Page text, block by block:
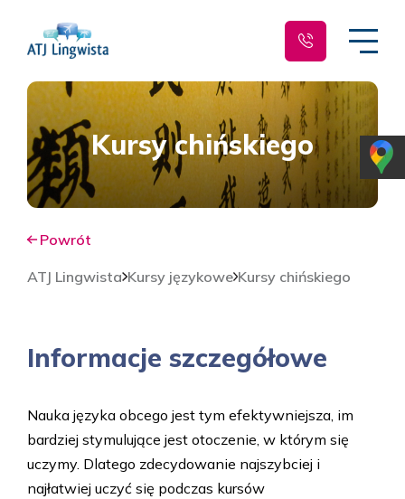
Kursy chińskiego
Powrót
ATJ Lingwista Kursy językowe Kursy chińskiego
Informacje szczegółowe
Nauka języka obcego jest tym efektywniejsza, im
bardziej stymulujące jest otoczenie, w którym się
uczymy. Dlatego zdecydowanie najszybciej i
najłatwiej uczyć się podczas kursów